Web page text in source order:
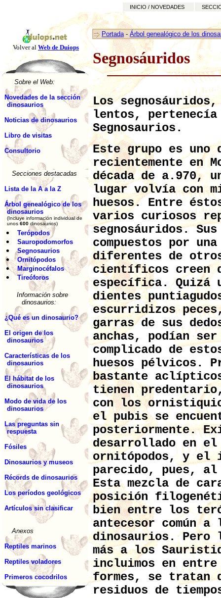
INICIO / NOVEDADES
Volver alWeb de Duiops
Sobre el Web:
Novedades de la sección
dinosaurios
Noticias de dinosaurios
Libro de visitas
Consultorio
Secciones destacadas
Lista de la A a la Z
Árbol genealógico de los
dinosaurios
(Incluye información individual de
unos 600 dinosaurios)
Terópodos
Sauropodomorfos
Segnosaurios
Ornitópodos
Marginocéfalos
Tireóforos
Información sobre
dinosaurios:
¿Qué es un dinosaurio?
El origen de los
dinosaurios
Características de los
dinosaurios
El hábitat de los
dinosaurios
Modo de vida de los
dinosaurios
Las preguntas sin
respuesta
Fósiles
Dinosaurios y museos
Récords de dinosaurios
Los períodos geológicos
Artículos sin clasificar
Anexos
Reptiles marinos
Reptiles voladores
Primeros cocodrilos
Portada- Árbol genealógico de los
Segnosáuridos
Los
lentos,
Segnosaurios.
Este grupo es uno
recientemente en
década de a.970,
lugar volvía con
huesos. Entre
varios curiosos
segnosáuridos.
compuestos por
diferentes de
científicos creen
específica. Quizá
dientes
escurridizos
garras de sus
anchas, podían ser
complicado de
huesos pélvicos.
bastante
tienen
con los
el pubis se
posteriormente.
desarrollado en el
ornitópodos, y el
parecido, pues,
Esta mezcla de
posición
bien entre los
antecesor común a
dinosaurios. Pero
más a los
incluimos en
formes, se tratan
residuos de